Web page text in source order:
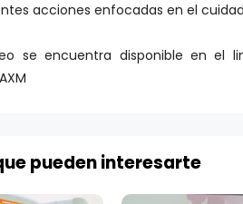
acciones enfocadas en el
se encuentra disponible en el
pueden interesarte